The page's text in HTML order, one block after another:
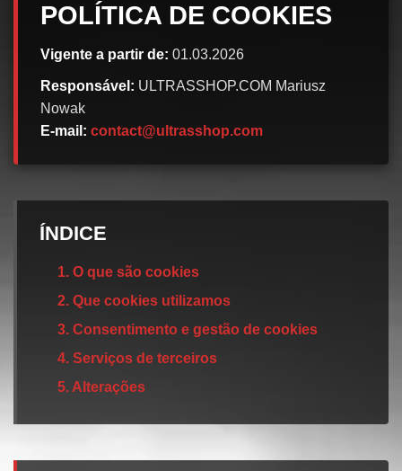
POLÍTICA DE COOKIES
Vigente a partir de: 01.03.2026
Responsável: ULTRASSHOP.COM Mariusz
Nowak
E-mail: contact@ultrasshop.com
ÍNDICE
1. O que são cookies
2. Que cookies utilizamos
3. Consentimento e gestão de cookies
4. Serviços de terceiros
5. Alterações